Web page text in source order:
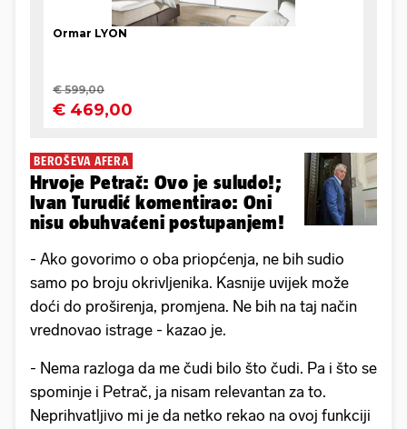
BEROŠEVA AFERA
Hrvoje Petrač: Ovo je suludo!;
Ivan Turudić komentirao: Oni
nisu obuhvaćeni postupanjem!
- Ako govorimo o oba priopćenja, ne bih sudio
samo po broju okrivljenika. Kasnije uvijek može
doći do proširenja, promjena. Ne bih na taj način
vrednovao istrage - kazao je.
- Nema razloga da me čudi bilo što čudi. Pa i što se
spominje i Petrač, ja nisam relevantan za to.
Neprihvatljivo mi je da netko rekao na ovoj funkciji